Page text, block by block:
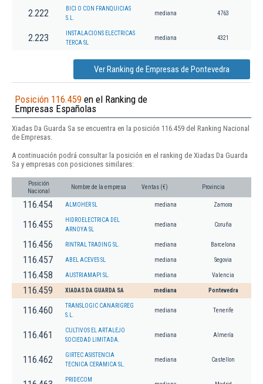
2.222
BICI O CON FRANQUICIAS
S.L.
mediana 4763
2.223
INSTALACIONS ELECTRICAS
TERCA SL
mediana 4321
Ver Ranking de Empresas de Pontevedra
Posición 116.459 en el Ranking de
Empresas Españolas
Xiadas Da Guarda Sa se encuentra en la posición 116.459 del Ranking Nacional
de Empresas.
A continuación podrá consultar la posición en el ranking de Xiadas Da Guarda
Sa y empresas con posiciones similares:
Posición
Nacional
Nombre de la empresa Ventas (€) Provincia
116.454 ALMOHER SL mediana Zamora
116.455
HIDROELECTRICA DEL
ARNOYA SL
mediana Coruña
116.456 RINTRAL TRADING SL. mediana Barcelona
116.457 ABEL ACEVES SL mediana Segovia
116.458 AUSTRIAMAPI SL. mediana Valencia
116.459 XIADAS DA GUARDA SA mediana Pontevedra
116.460
TRANSLOGIC CANARIGREG
S.L.
mediana Tenerife
116.461
CULTIVOS EL ARTALEJO
SOCIEDAD LIMITADA.
mediana Almería
116.462
GIRTEC ASISTENCIA
TECNICA CERAMICA SL.
mediana Castellon
PRIDECOM